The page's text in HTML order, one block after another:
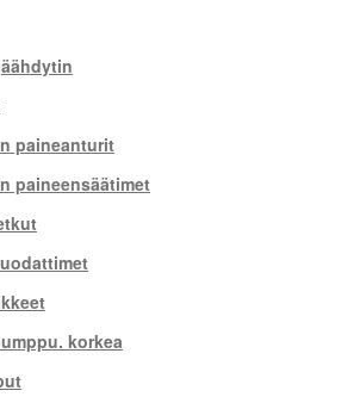
paineanturit
paineensäätimet
korkea